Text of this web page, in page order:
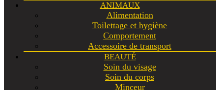
ANIMAUX
Alimentation
Toilettage et hygiène
Comportement
Accessoire de transport
BEAUTÉ
Soin du visage
Soin du corps
Minceur